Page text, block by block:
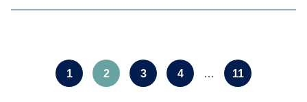
1 2 3 4 … 11